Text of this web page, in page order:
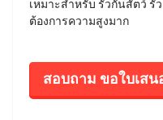
เหมาะสำหรับ รั้วกั้นสัตว์
ต้องการความสูงมาก
สอบถาม ขอใบเสน